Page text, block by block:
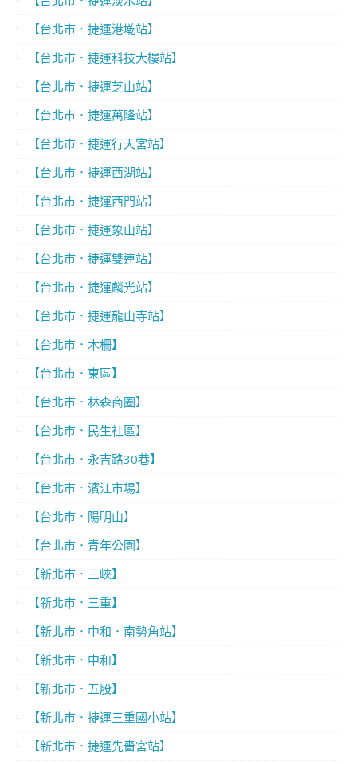
【台北市．捷運港墘站】
【台北市．捷運科技大樓站】
【台北市．捷運芝山站】
【台北市．捷運萬隆站】
【台北市．捷運行天宮站】
【台北市．捷運西湖站】
【台北市．捷運西門站】
【台北市．捷運象山站】
【台北市．捷運雙連站】
【台北市．捷運麟光站】
【台北市．捷運龍山寺站】
【台北市．木柵】
【台北市．東區】
【台北市．林森商圈】
【台北市．民生社區】
【台北市．永吉路30巷】
【台北市．濱江市場】
【台北市．陽明山】
【台北市．青年公園】
【新北市．三峽】
【新北市．三重】
【新北市．中和．南勢角站】
【新北市．中和】
【新北市．五股】
【新北市．捷運三重國小站】
【新北市．捷運先嗇宮站】